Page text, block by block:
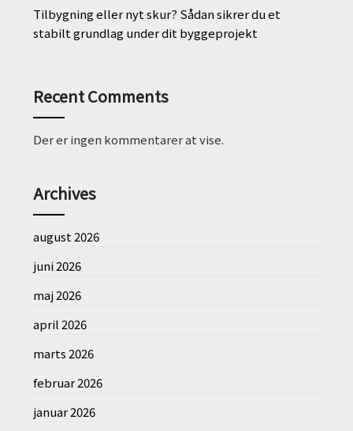
Tilbygning eller nyt skur? Sådan sikrer du et
stabilt grundlag under dit byggeprojekt
Recent Comments
Der er ingen kommentarer at vise.
Archives
august 2026
juni 2026
maj 2026
april 2026
marts 2026
februar 2026
januar 2026